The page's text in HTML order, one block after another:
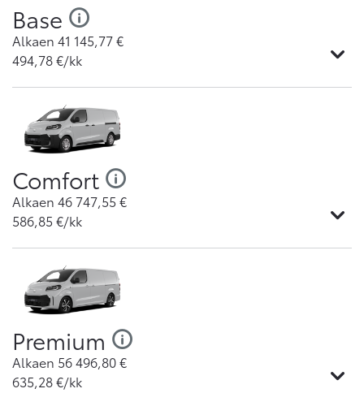
Base
Alkaen 41 145,77€
494,78€/kk
Comfort
Alkaen 46 747,55 €
586,85 €/kk
Premium
Alkaen 56 496,80€
635,28€/kk